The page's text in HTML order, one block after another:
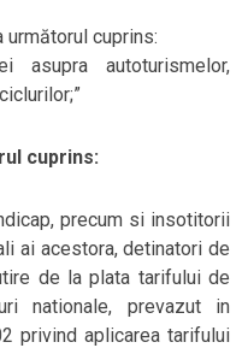
următorul cuprins:
autoturismelor,
cuprins:
precum si insotitorii
ai acestora, detinatori de
de la plata tarifului de
nationale, prevazut in
privind aplicarea tarifului